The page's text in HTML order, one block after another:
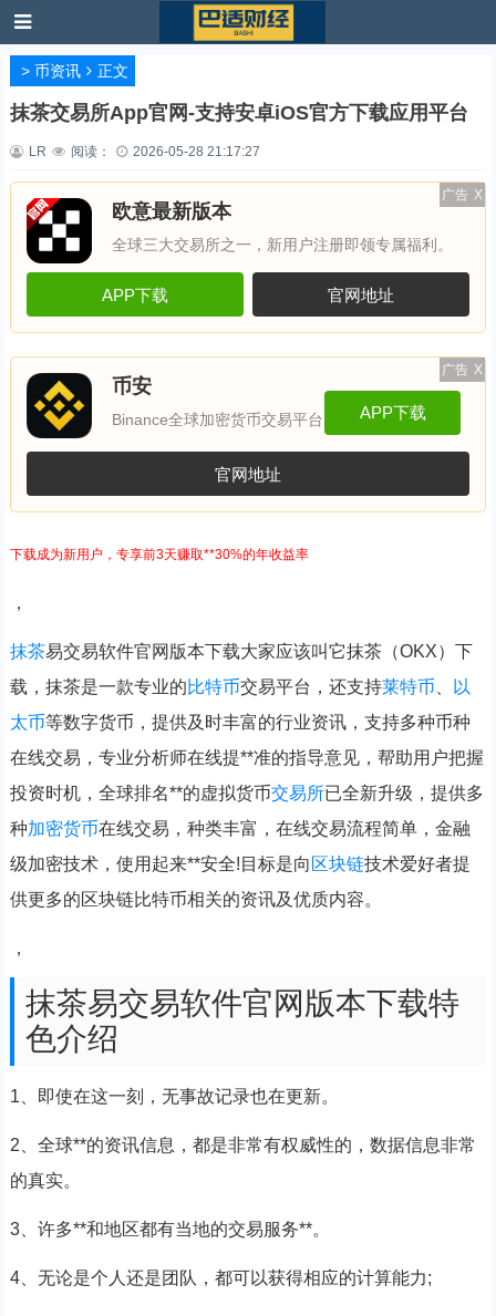
> 币资讯 正文
抹茶交易所App官网-支持安卓iOS官方下载应用平台
LR 阅读： 2026-05-28 21:17:27
广告 X
欧意最新版本
全球三大交易所之一，新用户注册即领专属福利。
APP下载 官网地址
广告 X
币安
Binance全球加密货币交易平台 APP下载
官网地址
下载成为新用户，专享前3天赚取**30%的年收益率
，
抹茶易交易软件官网版本下载大家应该叫它抹茶（OKX）下
载，抹茶是一款专业的比特币交易平台，还支持莱特币
以
太币等数字货币，提供及时丰富的行业资讯，支持多种币种
在线交易，专业分析师在线提**准的指导意见，帮助用户把握
投资时机，全球排名**的虚拟货币交易所已全新升级，提供多
种加密货币在线交易，种类丰富，在线交易流程简单，金融
级加密技术，使用起来**安全!目标是向 区块链技术爱好者提
供更多的区块链比特币相关的资讯及优质内容。
，
抹茶易交易软件官网版本下载特
色介绍
1、即使在这一刻，无事故记录也在更新。
2、全球**的资讯信息，都是非常有权威性的，数据信息非常
的真实。
3、许多**和地区都有当地的交易服务**。
4、无论是个人还是团队，都可以获得相应的计算能力;